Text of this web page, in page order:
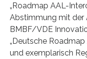
„Roadmap AAL-
Abstimmung mit der
BMBF/VDE
„Deutsche
und exemplarisch